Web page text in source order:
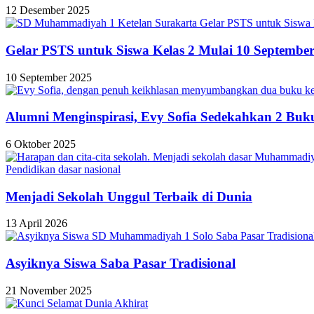
12 Desember 2025
Gelar PSTS untuk Siswa Kelas 2 Mulai 10 September
10 September 2025
Alumni Menginspirasi, Evy Sofia Sedekahkan 2
6 Oktober 2025
Menjadi Sekolah Unggul Terbaik di Dunia
13 April 2026
Asyiknya Siswa Saba Pasar Tradisional
21 November 2025